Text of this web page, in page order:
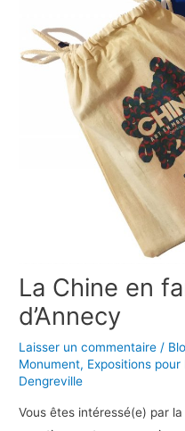
La Chine en
d’Annecy
Laisser un commentaire /
Monument, Expositions pour
Dengreville
Vous êtes intéressé(e) par